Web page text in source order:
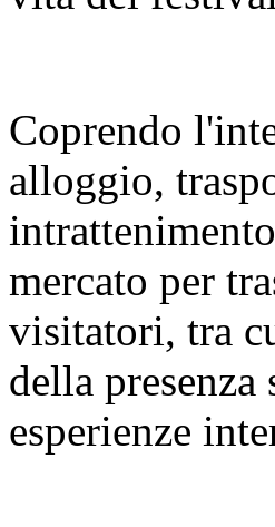
Coprendo
alloggio,
mercato per
visitatori, tra
della
esperienze